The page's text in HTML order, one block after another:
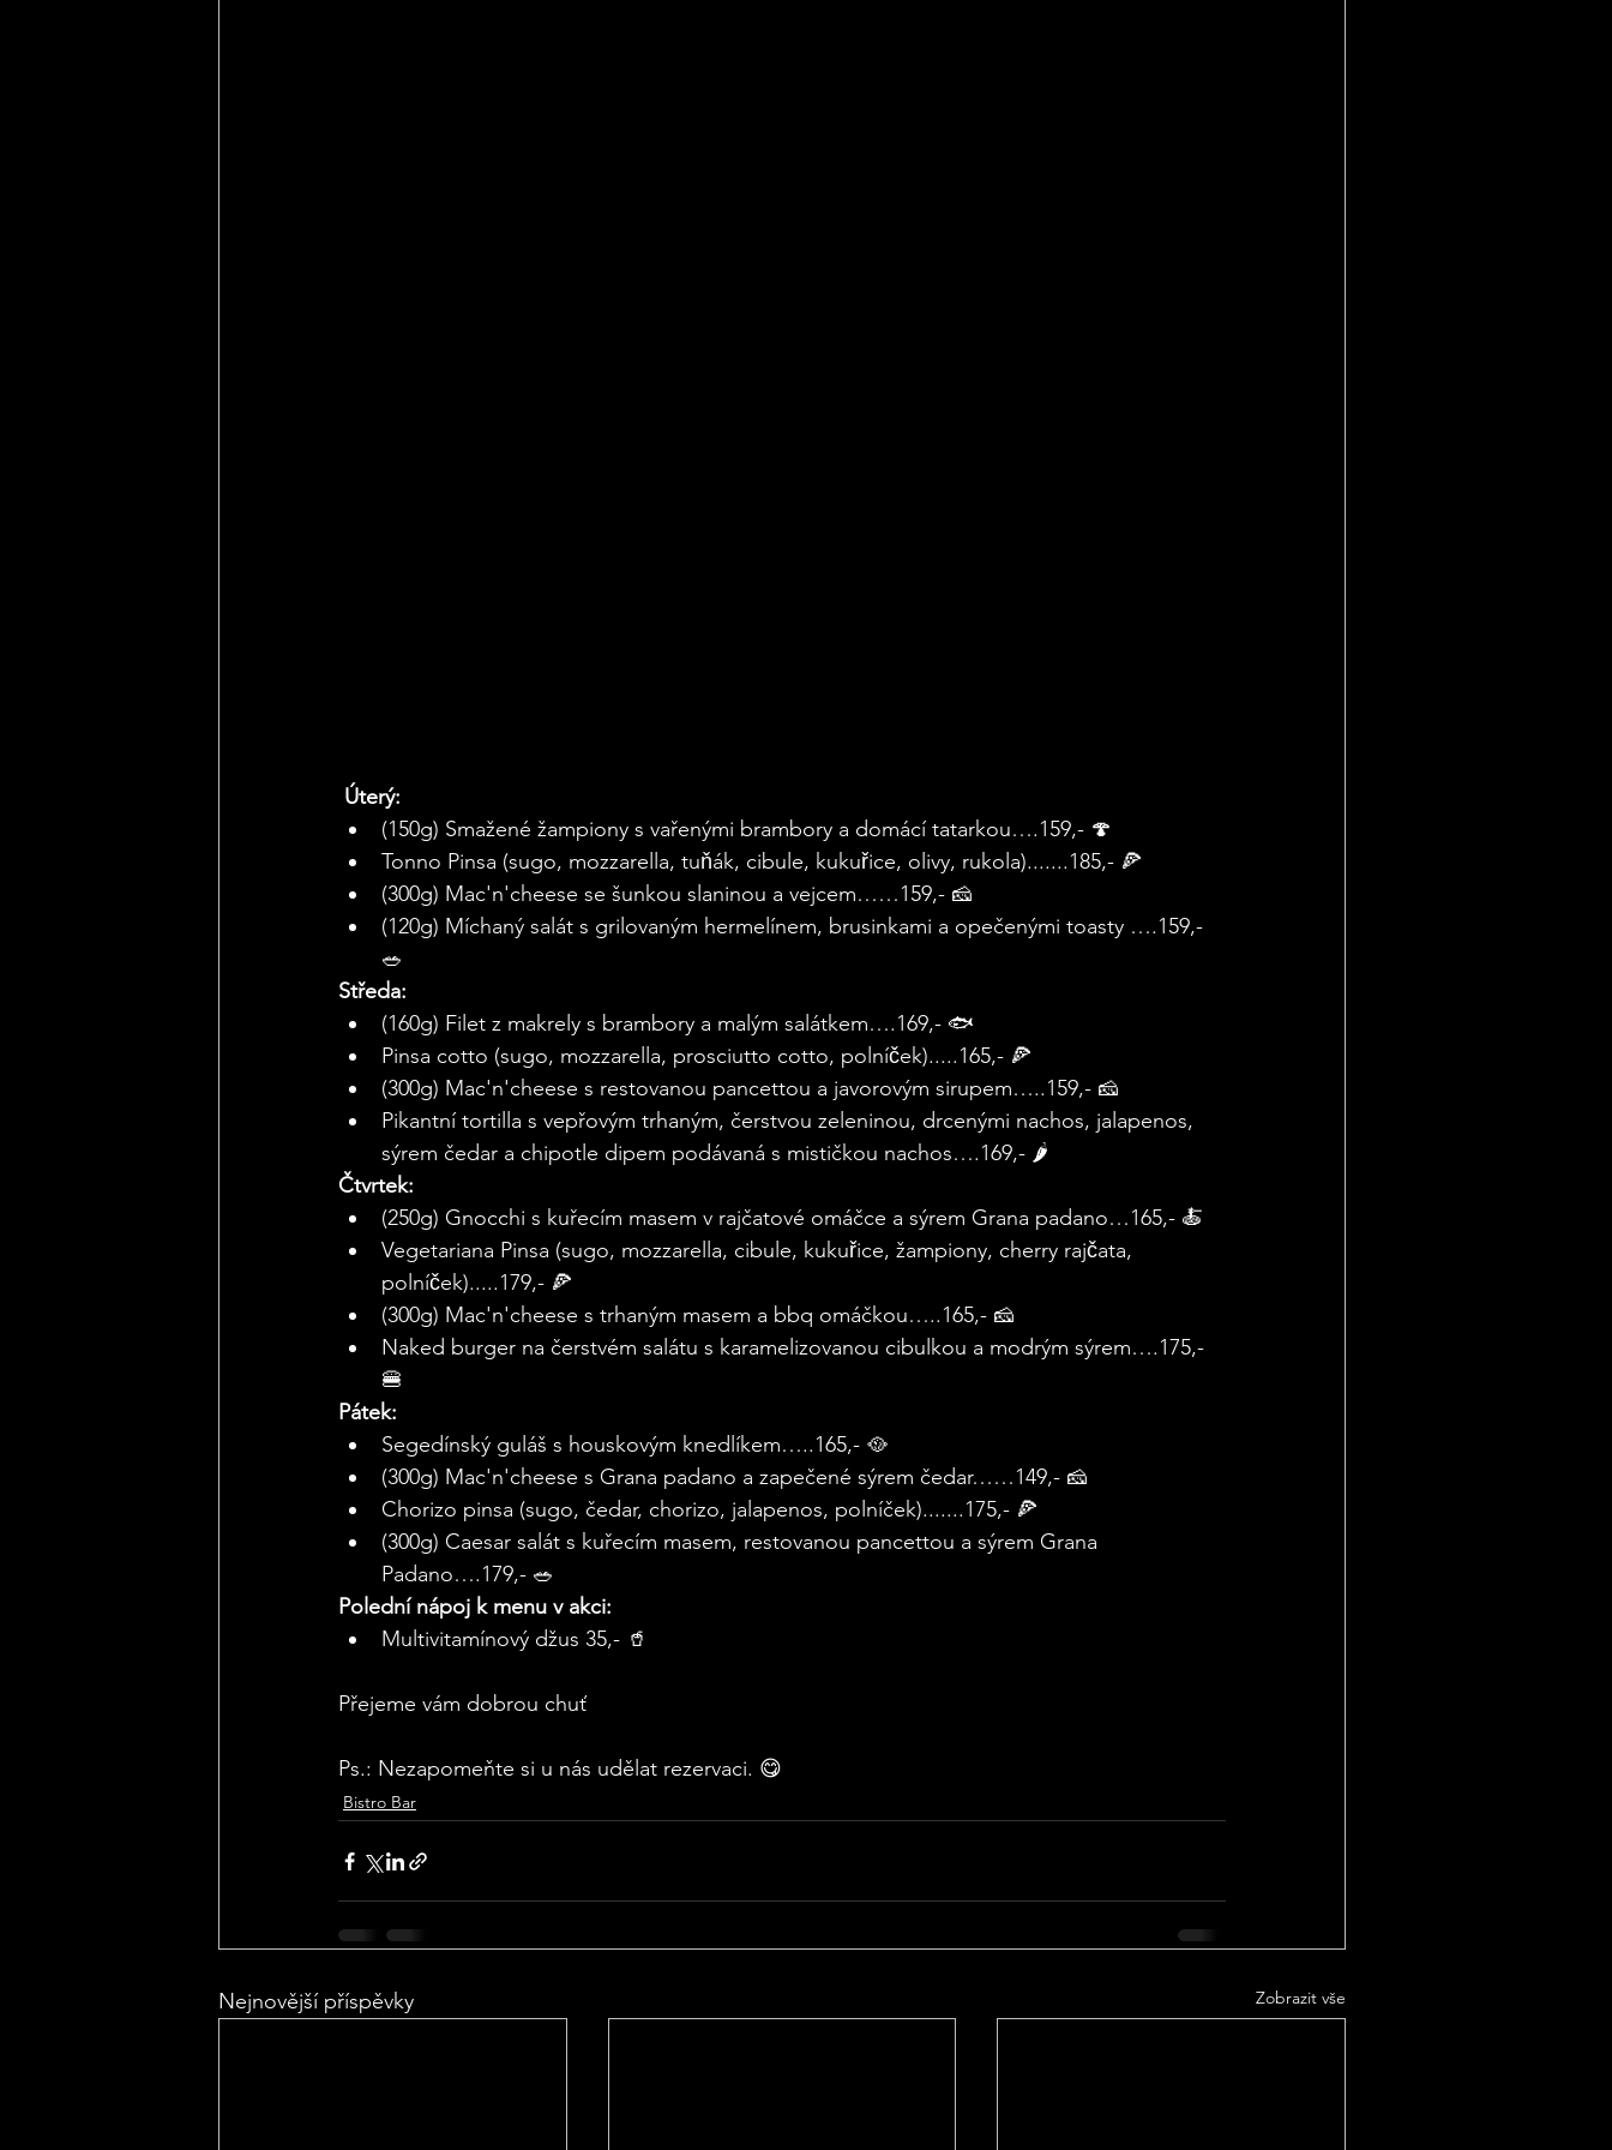
Úterý:
(150g) Smažené žampiony s vařenými brambory a domácí tatarkou….159,- 🍄
Tonno Pinsa (sugo, mozzarella, tuňák, cibule, kukuřice, olivy, rukola).......185,- 🍕
(300g) Mac'n'cheese se šunkou slaninou a vejcem……159,- 🧀
(120g) Míchaný salát s grilovaným hermelínem, brusinkami a opečenými toasty ….159,-
🥗
Středa:
(160g) Filet z makrely s brambory a malým salátkem….169,- 🐟
Pinsa cotto (sugo, mozzarella, prosciutto cotto, polníček).....165,- 🍕
(300g) Mac'n'cheese s restovanou pancettou a javorovým sirupem…..159,- 🧀
Pikantní tortilla s vepřovým trhaným, čerstvou zeleninou, drcenými nachos, jalapenos,
sýrem čedar a chipotle dipem podávaná s mističkou nachos….169,- 🌶️
Čtvrtek:
(250g) Gnocchi s kuřecím masem v rajčatové omáčce a sýrem Grana padano…165,- 🍝
Vegetariana Pinsa (sugo, mozzarella, cibule, kukuřice, žampiony, cherry rajčata,
polníček).....179,- 🍕
(300g) Mac'n'cheese s trhaným masem a bbq omáčkou…..165,- 🧀
Naked burger na čerstvém salátu s karamelizovanou cibulkou a modrým sýrem….175,-
🍔
Pátek:
Segedínský guláš s houskovým knedlíkem…..165,- 🥘
(300g) Mac'n'cheese s Grana padano a zapečené sýrem čedar……149,- 🧀
Chorizo pinsa (sugo, čedar, chorizo, jalapenos, polníček).......175,- 🍕
(300g) Caesar salát s kuřecím masem, restovanou pancettou a sýrem Grana
Padano….179,- 🥗
Polední nápoj k menu v akci:
Multivitamínový džus 35,- 🥤
Přejeme vám dobrou chuť
Ps.: Nezapomeňte si u nás udělat rezervaci. 😋
Bistro Bar
Nejnovější příspěvky Zobrazit vše